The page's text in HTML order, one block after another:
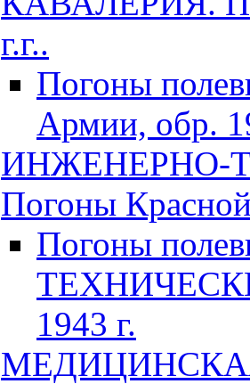
г.г..
Погоны
Армии, обр.
ИНЖЕНЕРНО-
Погоны
Погоны
1943 г.